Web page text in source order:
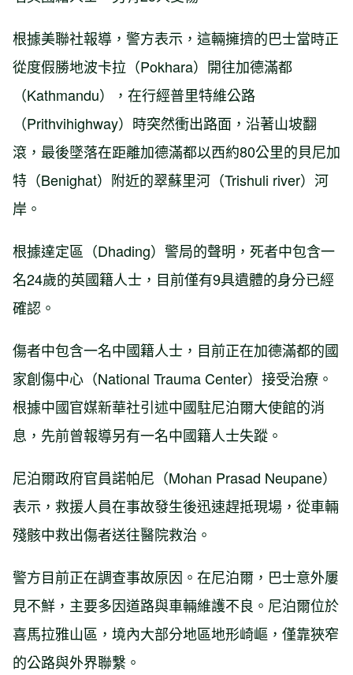
根據美聯社報導，警方表示，這輛擁擠的巴士當時正
從度假勝地波卡拉（Pokhara）開往加德滿都
（Kathmandu），在行經普里特維公路
（Prithvihighway）時突然衝出路面，沿著山坡翻
滾，最後墜落在距離加德滿都以西約80公里的貝尼加
特（Benighat）附近的翠蘇里河（Trishuli river）河
岸。
根據達定區（Dhading）警局的聲明，死者中包含一
名24歲的英國籍人士，目前僅有9具遺體的身分已經
確認。
傷者中包含一名中國籍人士，目前正在加德滿都的國
家創傷中心（National Trauma Center）接受治療。
根據中國官媒新華社引述中國駐尼泊爾大使館的消
息，先前曾報導另有一名中國籍人士失蹤。
尼泊爾政府官員諾帕尼（Mohan Prasad Neupane）
表示，救援人員在事故發生後迅速趕抵現場，從車輛
殘骸中救出傷者送往醫院救治。
警方目前正在調查事故原因。在尼泊爾，巴士意外屢
見不鮮，主要多因道路與車輛維護不良。尼泊爾位於
喜馬拉雅山區，境內大部分地區地形崎嶇，僅靠狹窄
的公路與外界聯繫。